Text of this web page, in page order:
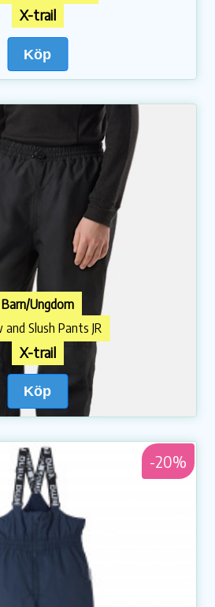
X-trail
Köp
Barn/Ungdom
and Slush Pants JR
X-trail
Köp
-20%